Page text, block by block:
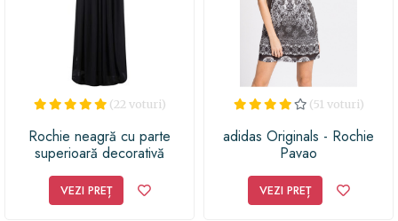
(22 voturi)
Rochie neagră cu parte
superioară decorativă
VEZI PREȚ
(51 voturi)
adidas Originals - Rochie
Pavao
VEZI PREȚ